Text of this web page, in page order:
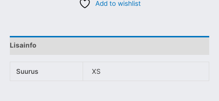
Add to wishlist
Lisainfo
Suurus XS